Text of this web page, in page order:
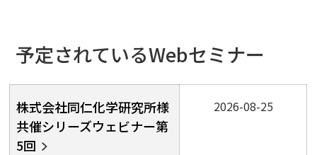
予定されているWebセミナー
株式会社同仁化学研究所様
共催シリーズウェビナー第
5回
2026-08-25